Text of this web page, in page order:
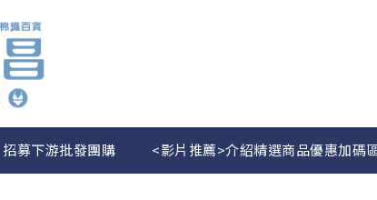
招募下游批發團購 <影片推薦>介紹精選商品優惠加碼